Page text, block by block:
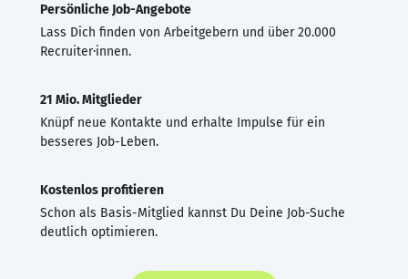
Persönliche Job-Angebote
Lass Dich finden von Arbeitgebern und über 20.000
Recruiter·innen.
21 Mio. Mitglieder
Knüpf neue Kontakte und erhalte Impulse für ein
besseres Job-Leben.
Kostenlos profitieren
Schon als Basis-Mitglied kannst Du Deine Job-Suche
deutlich optimieren.